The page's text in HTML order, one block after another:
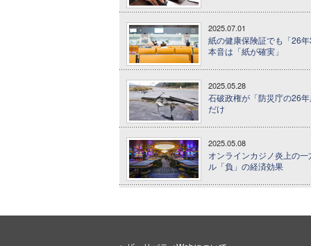
2025.07.01
紙の健康保険証でも「26
本音は「紙が確実」
2025.05.28
石破政権が「防災庁の26
だけ
2025.05.08
オンラインカジノ炎上の
ル「負」の経済効果